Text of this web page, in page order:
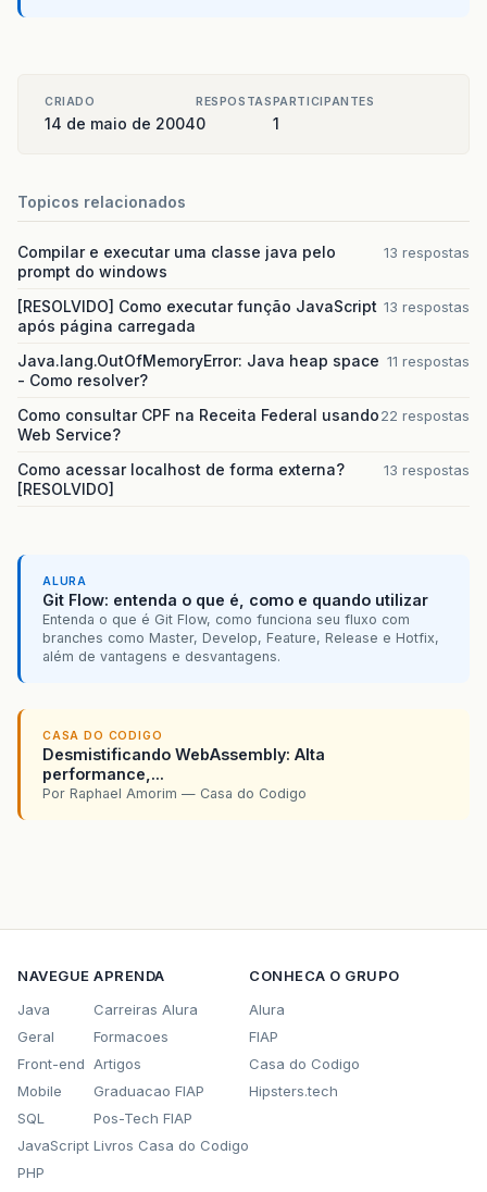
CRIADO
14 de maio de 2004
RESPOSTAS
0
PARTICIPANTES
1
Topicos relacionados
Compilar e executar uma classe java pelo
prompt do windows
13 respostas
[RESOLVIDO] Como executar função JavaScript
após página carregada
13 respostas
Java.lang.OutOfMemoryError: Java heap space
- Como resolver?
11 respostas
Como consultar CPF na Receita Federal usando
Web Service?
22 respostas
Como acessar localhost de forma externa?
[RESOLVIDO]
13 respostas
ALURA
Git Flow: entenda o que é, como e quando utilizar
Entenda o que é Git Flow, como funciona seu fluxo com
branches como Master, Develop, Feature, Release e Hotfix,
além de vantagens e desvantagens.
CASA DO CODIGO
Desmistificando WebAssembly: Alta
performance,...
Por Raphael Amorim — Casa do Codigo
NAVEGUE
Java
Geral
Front-end
Mobile
SQL
JavaScript
PHP
APRENDA
Carreiras Alura
Formacoes
Artigos
Graduacao FIAP
Pos-Tech FIAP
Livros Casa do Codigo
CONHECA O GRUPO
Alura
FIAP
Casa do Codigo
Hipsters.tech